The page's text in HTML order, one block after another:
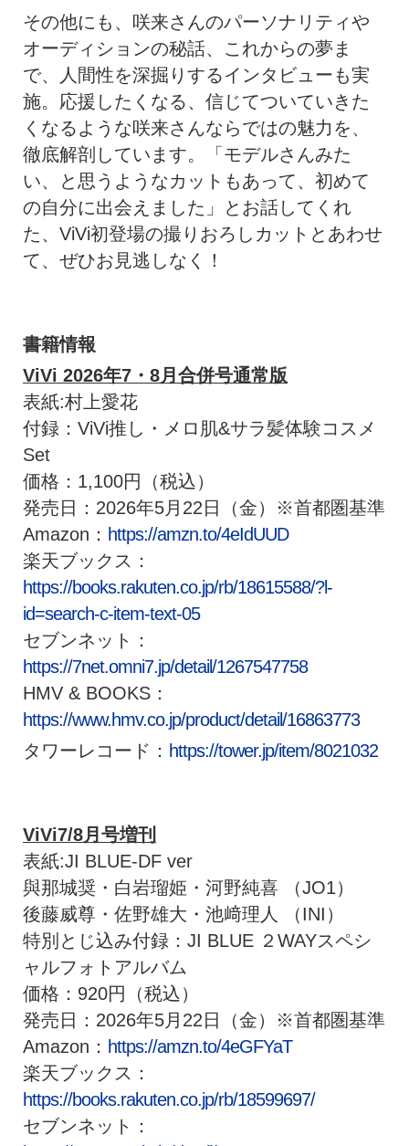
その他にも、咲来さんのパーソナリティや
オーディションの秘話、これからの夢ま
で、人間性を深掘りするインタビューも実
施。応援したくなる、信じてついていきた
くなるような咲来さんならではの魅力を、
徹底解剖しています。「モデルさんみた
い、と思うようなカットもあって、初めて
の自分に出会えました」とお話してくれ
た、ViVi初登場の撮りおろしカットとあわせ
て、ぜひお見逃しなく！
書籍情報
ViVi 2026年7・8月合併号通常版
表紙:村上愛花
付録：ViVi推し・メロ肌&サラ髪体験コスメ
Set
価格：1,100円（税込）
発売⽇：2026年5月22日（金）※⾸都圏基準
Amazon： https://amzn.to/4eIdUUD
楽天ブックス：
https://books.rakuten.co.jp/rb/18615588/?l-
id=search-c-item-text-05
セブンネット：
https://7net.omni7.jp/detail/1267547758
HMV & BOOKS：
https://www.hmv.co.jp/product/detail/16863773
タワーレコード： https://tower.jp/item/8021032
ViVi7/8月号増刊
表紙:JI BLUE-DF ver
與那城奨・白岩瑠姫・河野純喜 （JO1）
後藤威尊・佐野雄大・池﨑理人 （INI）
特別とじ込み付録：JI BLUE ２WAYスペシ
ャルフォトアルバム
価格：920円（税込）
発売⽇：2026年5月22日（金）※⾸都圏基準
Amazon： https://amzn.to/4eGFYaT
楽天ブックス：
https://books.rakuten.co.jp/rb/18599697/
セブンネット：